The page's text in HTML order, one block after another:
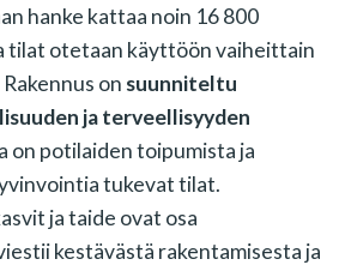
hanke kattaa noin 16 800
tilat otetaan käyttöön vaiheittain
on suunniteltu
ja terveellisyyden
on potilaiden toipumista ja
tukevat tilat.
ja taide ovat osa
kestävästä rakentamisesta ja